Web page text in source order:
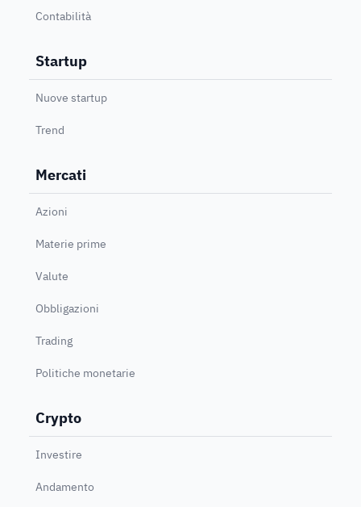
Contabilità
Startup
Nuove startup
Trend
Mercati
Azioni
Materie prime
Valute
Obbligazioni
Trading
Politiche monetarie
Crypto
Investire
Andamento